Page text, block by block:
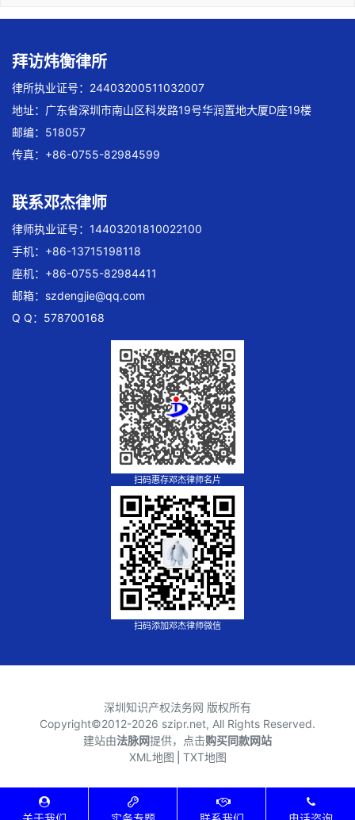
拜访炜衡律所
律所执业证号：24403200511032007
地址：广东省深圳市南山区科发路19号华润置地大厦D座19楼
邮编：518057
传真：+86-0755-82984599
联系邓杰律师
律师执业证号：14403201810022100
手机：+86-13715198118
座机：+86-0755-82984411
邮箱： szdengjie@qq.com
Q Q：578700168
扫码惠存邓杰律师名片
扫码添加邓杰律师微信
深圳知识产权法务网 版权所有
Copyright©2012-2026 szipr.net, All Rights Reserved.
建站由法脉网提供，点击购买同款网站
XML地图 TXT地图